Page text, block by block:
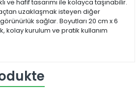
ve hafif tasarımı ile kolayca taşınabilir.
uzaklaşmak isteyen diğer
sağlar. Boyutları 20 cm x 6
kolay kurulum ve pratik kullanım